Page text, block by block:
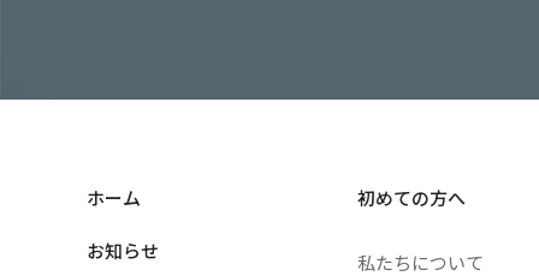
ホーム
お知らせ
初めての方へ
私たちについて